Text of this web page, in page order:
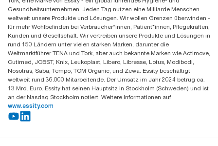
Essity Switzerland AG
Parkstraße 1b
6214 Schenkon
Mo-Do 8:00-16:30 | Fr 8:00-15:00
GLN: 7609999000928
Gesundheitsunternehmen. Jeden Tag nutzen eine Milliarde Menschen
weltweit unsere Produkte und Lösungen. Wir wollen Grenzen überwinden -
für mehr Wohlbefinden bei Verbraucher*innen, Patient*innen, Pflegekräften,
Kunden und Gesellschaft. Wir vertreiben unsere Produkte und Lösungen in
rund 150 Ländern unter vielen starken Marken, darunter die
Weltmarktführer TENA und Tork, aber auch bekannte Marken wie Actimove,
Cutimed, JOBST, Knix, Leukoplast, Libero, Libresse, Lotus, Modibodi,
Nosotras, Saba, Tempo, TOM Organic, und Zewa. Essity beschäftigt
weltweit rund 36.000 Mitarbeitende. Der Umsatz im Jahr 2024 betrug ca.
13 Mrd. Euro. Essity hat seinen Hauptsitz in Stockholm (Schweden) und ist
an der Nasdaq Stockholm notiert. Weitere Informationen auf
www.essity.com